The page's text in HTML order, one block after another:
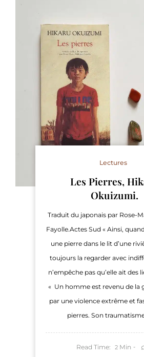
Lectures
Les Pierres,
Okuizumi.
Traduit du japonais par Rose-
Fayolle.Actes Sud « Ainsi,
une pierre dans le lit d’une
toujours la regarder avec
n’empêche pas qu’elle ait des
« Un homme est revenu de la
par une violence extrême et
pierres. Son
Read Time: 2 Min